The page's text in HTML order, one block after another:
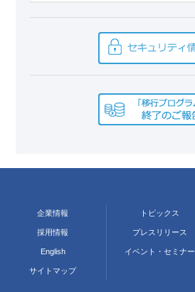
企業情報
採用情報
English
サイトマップ
トピックス
プレスリリース
イベント・セミナー